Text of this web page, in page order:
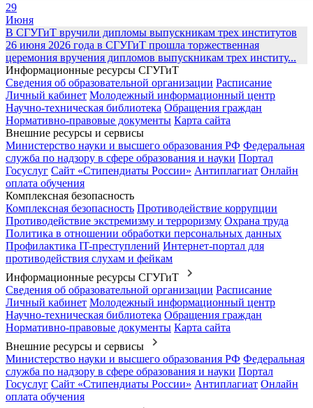
29
Июня
В СГУГиТ вручили дипломы выпускникам трех институтов
26 июня 2026 года в СГУГиТ прошла торжественная
церемония вручения дипломов выпускникам трех институ...
Информационные ресурсы СГУГиТ
Сведения об образовательной организации Расписание
Личный кабинет Молодежный информационный центр
Научно-техническая библиотека Обращения граждан
Нормативно-правовые документы Карта сайта
Внешние ресурсы и сервисы
Министерство науки и высшего образования РФ Федеральная
служба по надзору в сфере образования и науки Портал
Госуслуг Сайт «Стипендиаты России» Антиплагиат Онлайн
оплата обучения
Комплексная безопасность
Комплексная безопасность Противодействие коррупции
Противодействие экстремизму и терроризму Охрана труда
Политика в отношении обработки персональных данных
Профилактика IT-преступлений Интернет-портал для
противодействия слухам и фейкам
Информационные ресурсы СГУГиТ
Сведения об образовательной организации Расписание
Личный кабинет Молодежный информационный центр
Научно-техническая библиотека Обращения граждан
Нормативно-правовые документы Карта сайта
Внешние ресурсы и сервисы
Министерство науки и высшего образования РФ Федеральная
служба по надзору в сфере образования и науки Портал
Госуслуг Сайт «Стипендиаты России» Антиплагиат Онлайн
оплата обучения